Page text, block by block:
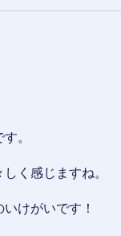
。
く感じますね。
けがいです！